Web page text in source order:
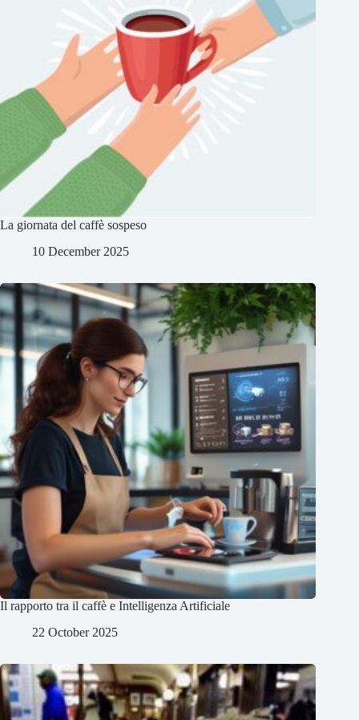
La giornata del caffè sospeso
10 December 2025
Il rapporto tra il caffè e Intelligenza Artificiale
22 October 2025